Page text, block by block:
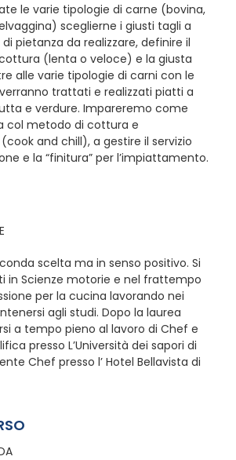
le varie tipologie di carne (bovina,
sceglierne i giusti tagli a
pietanza da realizzare, definire il
(lenta o veloce) e la giusta
alle varie tipologie di carni con le
trattati e realizzati piatti a
e verdure. Impareremo come
col metodo di cottura e
and chill), a gestire il servizio
e la “finitura” per l’impiattamento.
scelta ma in senso positivo. Si
in Scienze motorie e nel frattempo
per la cucina lavorando nei
agli studi. Dopo la laurea
a tempo pieno al lavoro di Chef e
presso L’Università dei sapori di
Chef presso l’ Hotel Bellavista di